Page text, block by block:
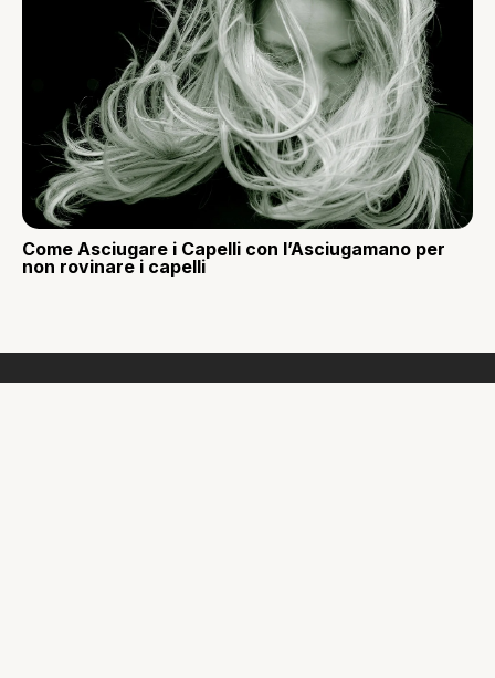
Come Asciugare i Capelli con l’Asciugamano per
non rovinare i capelli